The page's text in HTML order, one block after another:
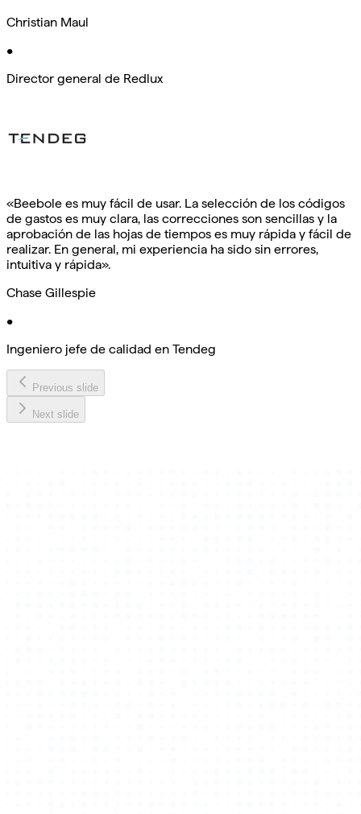
Christian Maul
•
Director general de Redlux
«Beebole es muy fácil de usar. La selección de los códigos
de gastos es muy clara, las correcciones son sencillas y la
aprobación de las hojas de tiempos es muy rápida y fácil de
realizar. En general, mi experiencia ha sido sin errores,
intuitiva y rápida».
Chase Gillespie
•
Ingeniero jefe de calidad en Tendeg
Previous slide
Next slide